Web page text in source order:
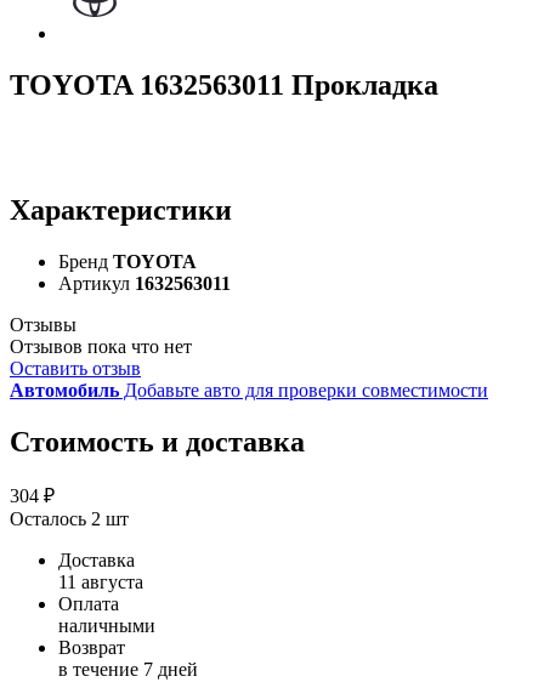
TOYOTA 1632563011 Прокладка
Характеристики
Бренд TOYOTA
Артикул 1632563011
Отзывы
Отзывов пока что нет
Оставить отзыв
Автомобиль Добавьте авто для проверки совместимости
Стоимость и доставка
304 ₽
Осталось 2 шт
Доставка
11 августа
Оплата
наличными
Возврат
в течение 7 дней